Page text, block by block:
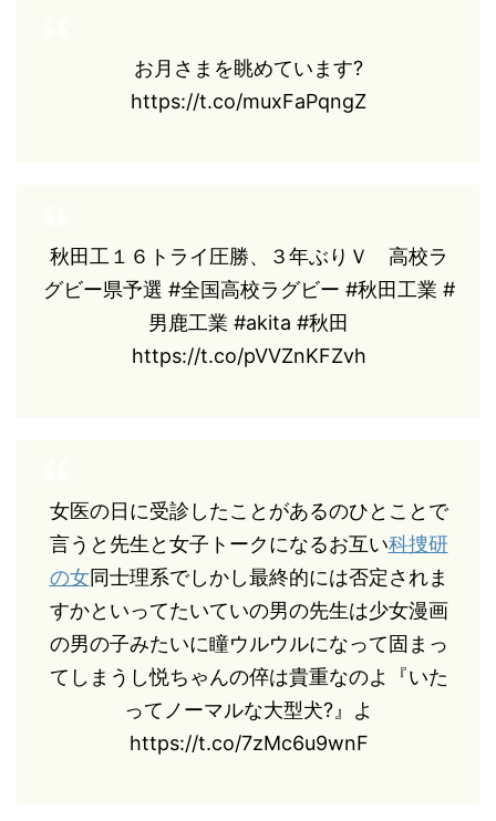
お月さまを眺めています?️
https://t.co/muxFaPqngZ
秋田工１６トライ圧勝、３年ぶりＶ 高校ラ
グビー県予選 #全国高校ラグビー #秋田工業 #
男鹿工業 #akita #秋田
https://t.co/pVVZnKFZvh
女医の日に受診したことがあるのひとことで
言うと先生と女子トークになるお互い科捜研
の女同士理系でしかし最終的には否定されま
すかといってたいていの男の先生は少女漫画
の男の子みたいに瞳ウルウルになって固まっ
てしまうし悦ちゃんの倅は貴重なのよ『いた
ってノーマルな大型犬?』よ
https://t.co/7zMc6u9wnF